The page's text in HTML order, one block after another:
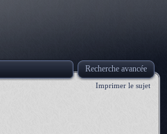
Recherche avancée
Imprimer le sujet